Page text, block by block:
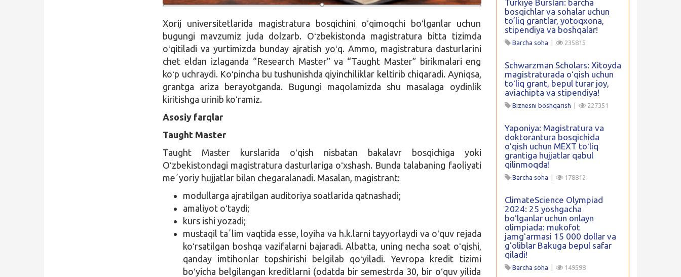
Xorij universitetlarida magistratura bosqichini oʻqimoqchi boʻlganlar uchun
bugungi mavzumiz juda dolzarb. Oʻzbekistonda magistratura bitta tizimda
oʻqitiladi va yurtimizda bunday ajratish yoʻq. Ammo, magistratura dasturlarini
chet eldan izlaganda “Research Master” va “Taught Master” birikmalari eng
koʻp uchraydi. Koʻpincha bu tushunishda qiyinchiliklar keltirib chiqaradi. Ayniqsa,
grantga ariza berayotganda. Bugungi maqolamizda shu masalaga oydinlik
kiritishga urinib koʻramiz.
Asosiy farqlar
Taught Master
Taught Master kurslarida oʻqish nisbatan bakalavr bosqichiga yoki
Oʻzbekistondagi magistratura dasturlariga oʻxshash. Bunda talabaning faoliyati
meʼyoriy hujjatlar bilan chegaralanadi. Masalan, magistrant:
modullarga ajratilgan auditoriya soatlarida qatnashadi;
amaliyot oʻtaydi;
kurs ishi yozadi;
mustaqil taʼlim vaqtida esse, loyiha va h.k.larni tayyorlaydi va oʻquv rejada
koʻrsatilgan boshqa vazifalarni bajaradi. Albatta, uning necha soat oʻqishi,
qanday imtihonlar topshirishi belgilab qoʻyiladi. Yevropa kredit tizimi
boʻyicha belgilangan kreditlarni (odatda bir semestrda 30, bir oʻquv yilida
Turkiye Burslari: barcha
bosqichlar va sohalar uchun
to’liq grantlar, yotoqxona,
stipendiya va boshqalar!
Barcha soha 235815
Schwarzman Scholars: Xitoyda
magistraturada oʻqish uchun
toʻliq grant, bepul turar joy,
aviachipta va stipendiya!
Biznesni boshqarish 227351
Yaponiya: Magistratura va
doktorantura bosqichida
oʻqish uchun MEXT toʻliq
grantiga hujjatlar qabul
qilinmoqda!
Barcha soha 178812
ClimateScience Olympiad
2024: 25 yoshgacha
boʻlganlar uchun onlayn
olimpiada: mukofot
jamgʻarmasi 15 000 dollar va
gʻoliblar Bakuga bepul safar
qiladi!
Barcha soha 149598